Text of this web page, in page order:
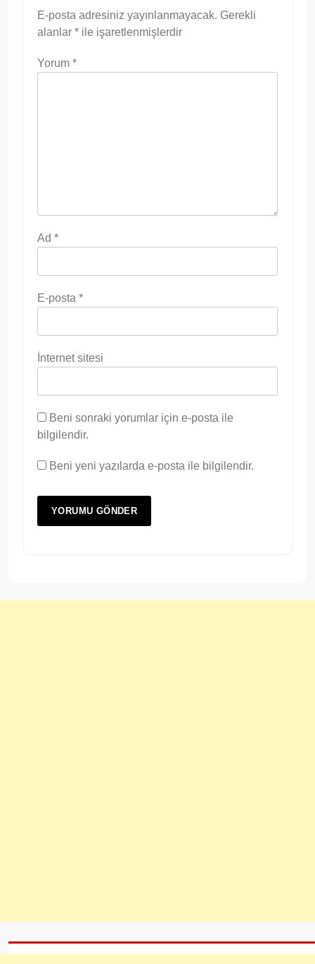
E-posta adresiniz yayınlanmayacak. Gerekli
alanlar * ile işaretlenmişlerdir
Yorum *
Ad *
E-posta *
İnternet sitesi
Beni sonraki yorumlar için e-posta ile
bilgilendir.
Beni yeni yazılarda e-posta ile bilgilendir.